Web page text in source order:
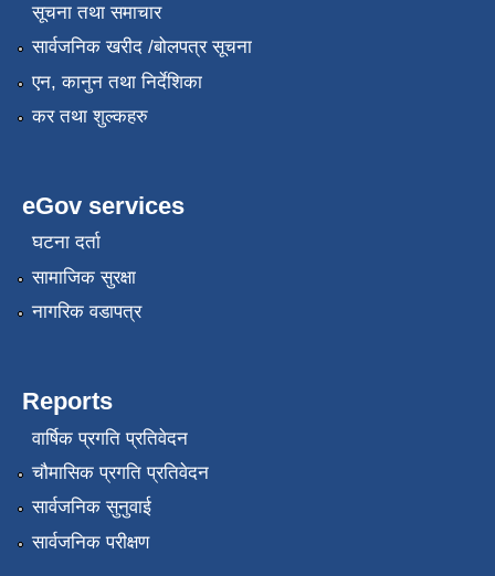
सूचना तथा समाचार
सार्वजनिक खरीद /बोलपत्र सूचना
एन, कानुन तथा निर्देशिका
कर तथा शुल्कहरु
eGov services
घटना दर्ता
सामाजिक सुरक्षा
नागरिक वडापत्र
Reports
वार्षिक प्रगति प्रतिवेदन
चौमासिक प्रगति प्रतिवेदन
सार्वजनिक सुनुवाई
सार्वजनिक परीक्षण